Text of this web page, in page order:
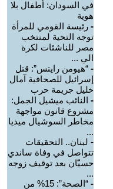
في السودان: أطفال بلا
هوية
- رئيسة القومي للمرأة
توجه التحية لمنتخب
مصر للناشئات لكرة
الي ...
- “هيومن رايتس”: قتل
إسرائيل للصحافية آمال
خليل جريمة حرب
- النائب ميشيل الجمل:
مشروع قانون مواجهة
مخاطر السوشيال ميديا
...
- لبنان.. التحقيقات
تتواصل في وفاة ساندي
حسيّان بعد توقيف زوجه
...
-
“الصحة”: 15% من